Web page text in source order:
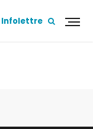
Infolettre